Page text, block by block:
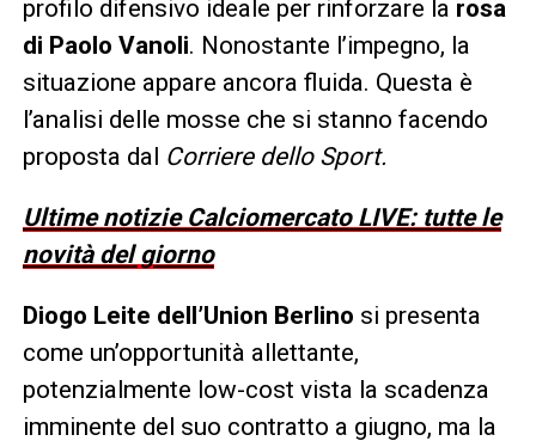
profilo difensivo ideale per rinforzare la rosa
di Paolo Vanoli. Nonostante l’impegno, la
situazione appare ancora fluida. Questa è
l’analisi delle mosse che si stanno facendo
proposta dal Corriere dello Sport.
Ultime notizie Calciomercato LIVE: tutte le
novità del giorno
Diogo Leite dell’Union Berlino si presenta
come un’opportunità allettante,
potenzialmente low-cost vista la scadenza
imminente del suo contratto a giugno, ma la